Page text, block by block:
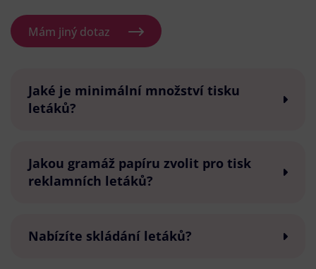
Mám jiný dotaz
Jaké je minimální množství tisku
letáků?
Jakou gramáž papíru zvolit pro tisk
reklamních letáků?
Nabízíte skládání letáků?